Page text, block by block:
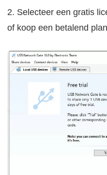
2. Selecteer een gratis
of koop een betalend